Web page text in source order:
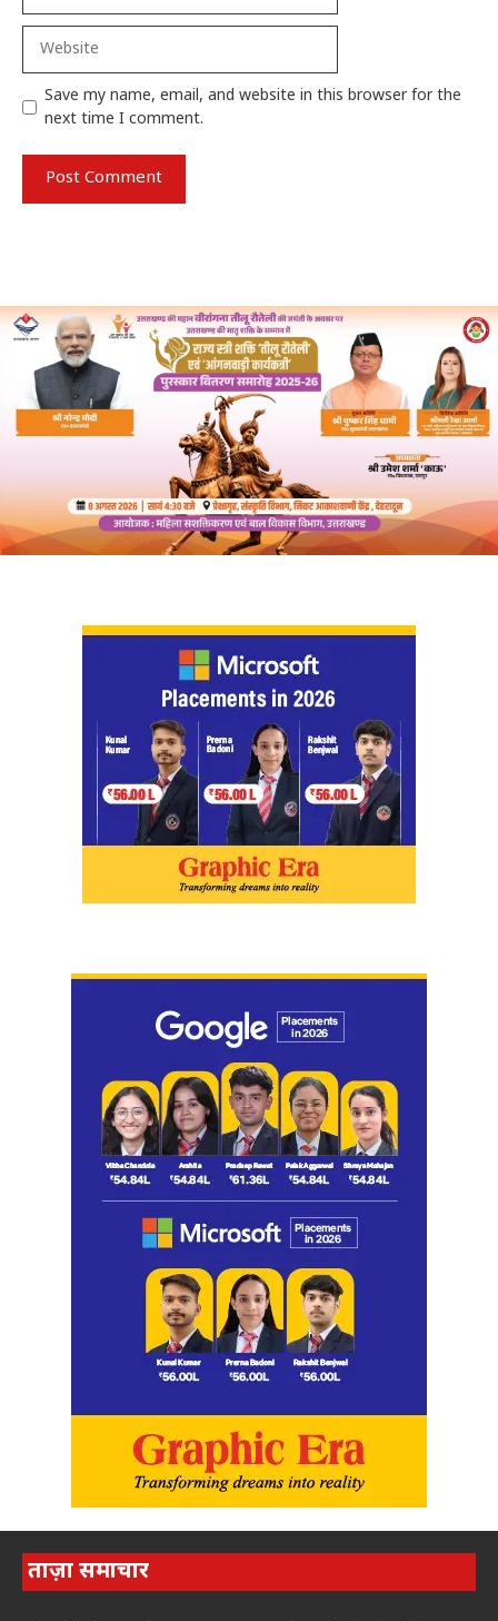
Save my name, email, and website in this browser for the
next time I comment.
ताज़ा समाचार